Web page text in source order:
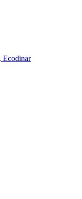
Ecodinar